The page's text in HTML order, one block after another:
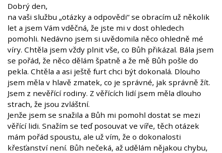
Dobrý den,
na vaši službu „otázky a odpovědi“ se obracím už několik
let a jsem Vám vděčná, že jste mi v dost ohledech
pomohli. Nedávno jsem si uvědomila něco ohledně mé
víry. Chtěla jsem vždy plnit vše, co Bůh přikázal. Bála jsem
se pořád, že něco dělám špatně a že mě Bůh pošle do
pekla. Chtěla a asi ještě furt chci být dokonalá. Dlouho
jsem měla v hlavě zmatek, co je správné, jak správně žít.
Jsem z nevěřící rodiny. Z věřících lidí jsem měla dlouho
strach, že jsou zvláštní.
Jenže jsem se snažila a Bůh mi pomohl dostat se mezi
věřící lidi. Snažím se teď posouvat ve víře, těch otázek
mám pořád spoustu, ale už vím, že o dokonalosti
křesťanství není. Bůh nečeká, až udělám nějakou chybu,